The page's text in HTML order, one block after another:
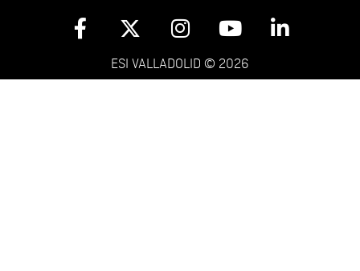
ESI VALLADOLID © 2026